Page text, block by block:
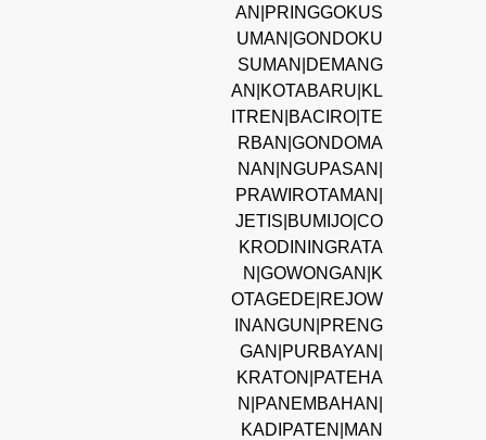
AN|PRINGGOKUS
UMAN|GONDOKU
SUMAN|DEMANG
AN|KOTABARU|KL
ITREN|BACIRO|TE
RBAN|GONDOMA
NAN|NGUPASAN|
PRAWIROTAMAN|
JETIS|BUMIJO|CO
KRODININGRATA
N|GOWONGAN|K
OTAGEDE|REJOW
INANGUN|PRENG
GAN|PURBAYAN|
KRATON|PATEHA
N|PANEMBAHAN|
KADIPATEN|MAN